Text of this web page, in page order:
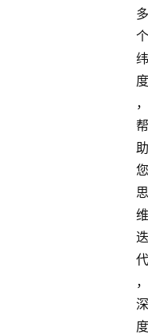
多
个
纬
度
，
帮
助
您
思
维
迭
代
，
深
度